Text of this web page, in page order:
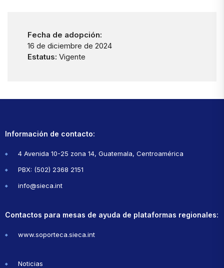
Fecha de adopción:
16 de diciembre de 2024
Estatus: Vigente
Información de contacto:
4 Avenida 10-25 zona 14, Guatemala, Centroamérica
PBX: (502) 2368 2151
info@sieca.int
Contactos para mesas de ayuda de plataformas regionales:
www.soporteca.sieca.int
Noticias